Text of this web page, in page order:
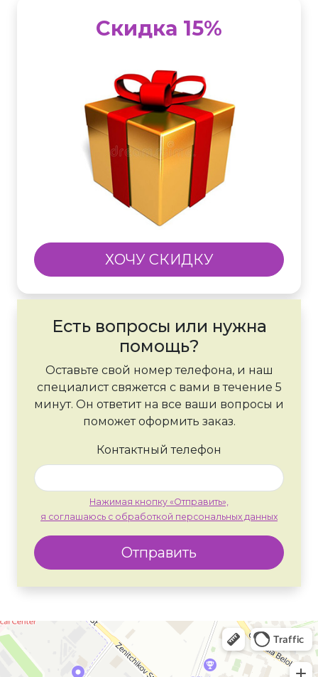
Скидка 15%
ХОЧУ СКИДКУ
Есть вопросы или нужна
помощь?
Оставьте свой номер телефона, и наш
специалист свяжется с вами в течение 5
минут. Он ответит на все ваши вопросы и
поможет оформить заказ.
Контактный телефон
Нажимая кнопку «Отправить»,
я соглашаюсь с обработкой персональных данных
Отправить
Москва
Яндекс Карты — транспорт, навигация, поиск мест